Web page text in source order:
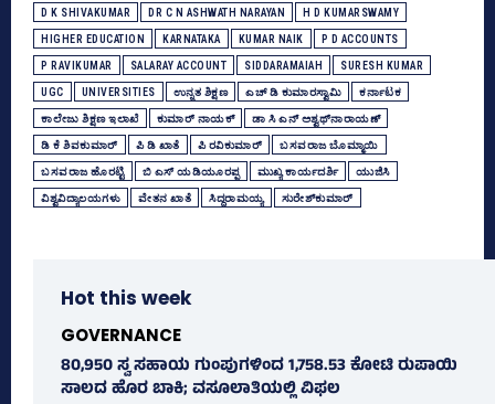
D K SHIVAKUMAR DR C N ASHWATH NARAYAN H D KUMARSWAMY
HIGHER EDUCATION KARNATAKA KUMAR NAIK P D ACCOUNTS
P RAVIKUMAR SALARAY ACCOUNT SIDDARAMAIAH SURESH KUMAR
UGC UNIVERSITIES ಉನ್ನತ ಶಿಕ್ಷಣ ಎಚ್‌ ಡಿ ಕುಮಾರಸ್ವಾಮಿ ಕರ್ನಾಟಕ
ಕಾಲೇಜು ಶಿಕ್ಷಣ ಇಲಾಖೆ ಕುಮಾರ್‌ ನಾಯಕ್‌ ಡಾ ಸಿ ಎನ್ ಅಶ್ವಥ್‌ನಾರಾಯಣ್
ಡಿ ಕೆ ಶಿವಕುಮಾರ್ ಪಿ ಡಿ ಖಾತೆ ಪಿ ರವಿಕುಮಾರ್‌ ಬಸವರಾಜ ಬೊಮ್ಮಾಯಿ
ಬಸವರಾಜ ಹೊರಟ್ಟಿ ಬಿ ಎಸ್‌ ಯಡಿಯೂರಪ್ಪ ಮುಖ್ಯ ಕಾರ್ಯದರ್ಶಿ ಯುಜಿಸಿ
ವಿಶ್ವವಿದ್ಯಾಲಯಗಳು ವೇತನ ಖಾತೆ ಸಿದ್ದರಾಮಯ್ಯ ಸುರೇಶ್‌ಕುಮಾರ್‌
Hot this week
GOVERNANCE
80,950 ಸ್ವ ಸಹಾಯ ಗುಂಪುಗಳಿಂದ 1,758.53 ಕೋಟಿ ರುಪಾಯಿ
ಸಾಲದ ಹೊರ ಬಾಕಿ; ವಸೂಲಾತಿಯಲ್ಲಿ ವಿಫಲ